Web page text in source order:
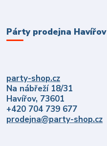
Párty prodejna Havířov
party-shop.cz
Na nábřeží 18/31
Havířov, 73601
+420 704 739 677
prodejna@party-shop.cz